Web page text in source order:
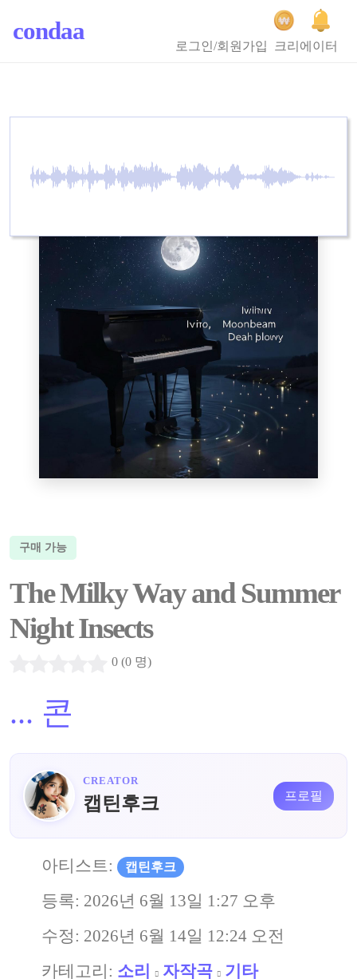
condaa
로그인/회원가입 크리에이터
구매 가능
The Milky Way and Summer
Night Insects
0 (0 명)
... 콘
CREATOR
캡틴후크 프로필
아티스트: 캡틴후크
등록: 2026년 6월 13일 1:27 오후
수정: 2026년 6월 14일 12:24 오전
카테고리: 소리 자작곡 기타